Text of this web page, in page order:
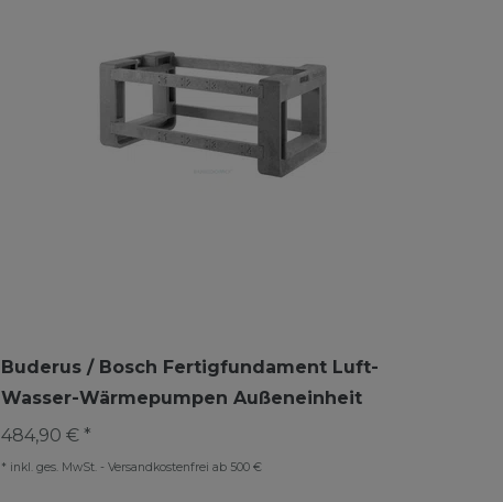
Buderus / Bosch Fertigfundament Luft-
Wasser-Wärmepumpen Außeneinheit
484,90 € *
* inkl. ges. MwSt. - Versandkostenfrei ab 500 €